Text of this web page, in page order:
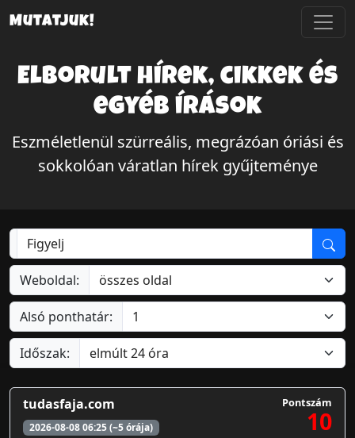
Mutatjuk!
Elborult hírek, cikkek és
egyéb írások
Eszméletlenül szürreális, megrázóan óriási és
sokkolóan váratlan hírek gyűjteménye
Weboldal:
Alsó ponthatár:
Időszak:
tudasfaja.com
2026-08-08 06:25 (~5 órája)
Pontszám
10